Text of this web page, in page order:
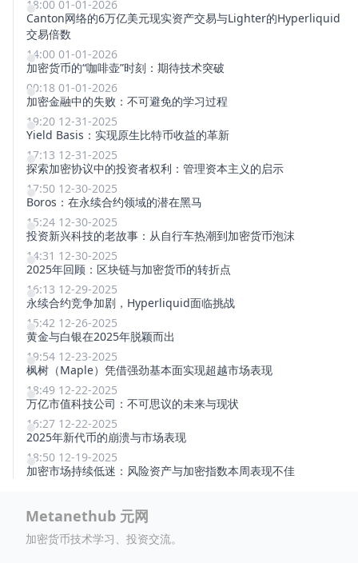
18:00 01-01-2026
Canton网络的6万亿美元现实资产交易与Lighter的Hyperliquid
交易倍数
14:00 01-01-2026
加密货币的“咖啡壶”时刻：期待技术突破
00:18 01-01-2026
加密金融中的失败：不可避免的学习过程
19:20 12-31-2025
Yield Basis：实现原生比特币收益的革新
17:13 12-31-2025
探索加密协议中的投资者权利：管理资本主义的启示
17:50 12-30-2025
Boros：在永续合约领域的潜在黑马
15:24 12-30-2025
投资新兴科技的老故事：从自行车热潮到加密货币泡沫
14:31 12-30-2025
2025年回顾：区块链与加密货币的转折点
16:13 12-29-2025
永续合约竞争加剧，Hyperliquid面临挑战
15:42 12-26-2025
黄金与白银在2025年脱颖而出
19:54 12-23-2025
枫树（Maple）凭借强劲基本面实现超越市场表现
18:49 12-22-2025
万亿市值科技公司：不可思议的未来与现状
16:27 12-22-2025
2025年新代币的崩溃与市场表现
18:50 12-19-2025
加密市场持续低迷：风险资产与加密指数本周表现不佳
Metanethub 元网
加密货币技术学习、投资交流。